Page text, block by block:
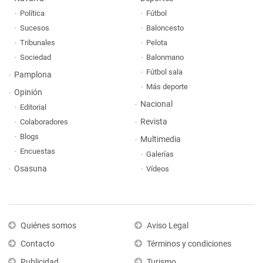
Política
Sucesos
Tribunales
Sociedad
Pamplona
Opinión
Editorial
Colaboradores
Blogs
Encuestas
Osasuna
Fútbol
Baloncesto
Pelota
Balonmano
Fútbol sala
Más deporte
Nacional
Revista
Multimedia
Galerías
Vídeos
Quiénes somos
Contacto
Aviso Legal
Términos y condiciones